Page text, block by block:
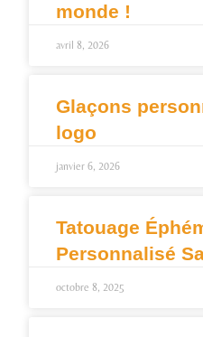
monde !
avril 8, 2026
Glaçons
logo
janvier 6, 2026
Tatouage
Personnalisé
octobre 8, 2025